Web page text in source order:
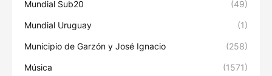
Mundial Sub20 (49)
Mundial Uruguay (1)
Municipio de Garzón y José Ignacio (258)
Música (1571)